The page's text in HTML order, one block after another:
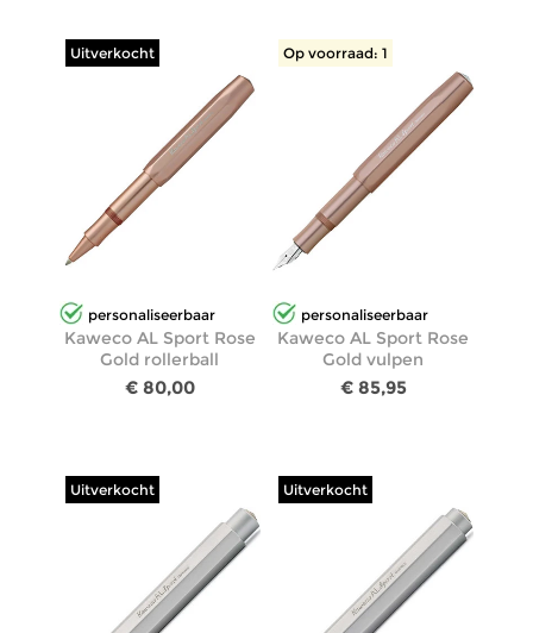
personaliseerbaar
Uitverkocht
Kaweco AL Sport Rose
Gold rollerball
€ 80,00
personaliseerbaar
Op voorraad: 1
Kaweco AL Sport Rose
Gold vulpen
€ 85,95
Uitverkocht Uitverkocht